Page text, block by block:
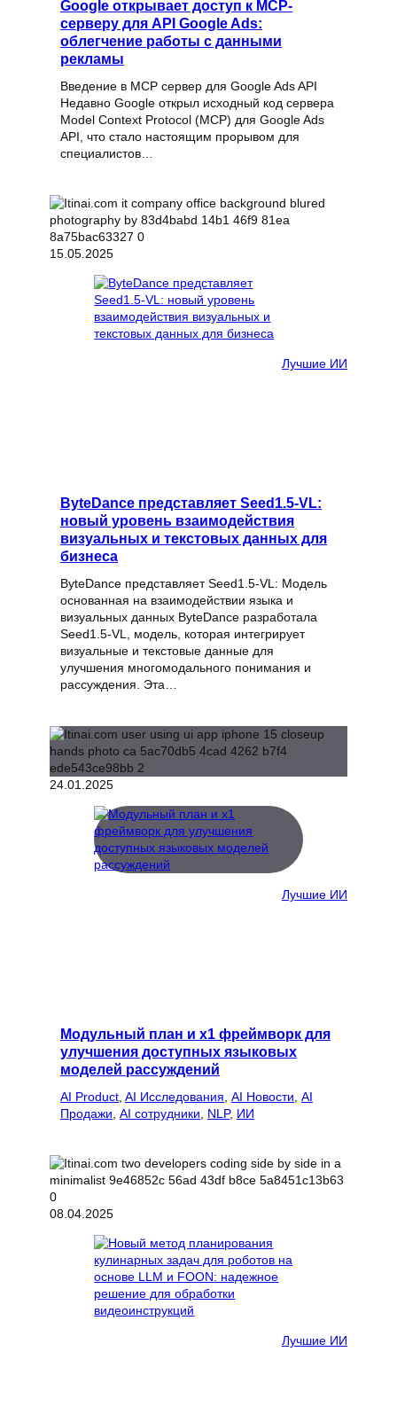
Google открывает доступ к MCP-
серверу для API Google Ads:
облегчение работы с данными
рекламы
Введение в MCP сервер для Google Ads API
Недавно Google открыл исходный код сервера
Model Context Protocol (MCP) для Google Ads
API, что стало настоящим прорывом для
специалистов…
15.05.2025
Лучшие ИИ
ByteDance представляет Seed1.5-VL:
новый уровень взаимодействия
визуальных и текстовых данных для
бизнеса
ByteDance представляет Seed1.5-VL: Модель
основанная на взаимодействии языка и
визуальных данных ByteDance разработала
Seed1.5-VL, модель, которая интегрирует
визуальные и текстовые данные для
улучшения многомодального понимания и
рассуждения. Эта…
24.01.2025
Лучшие ИИ
Модульный план и x1 фреймворк для
улучшения доступных языковых
моделей рассуждений
AI Product AI Исследования AI Новости AI
Продажи AI сотрудники NLP, ИИ
08.04.2025
Лучшие ИИ